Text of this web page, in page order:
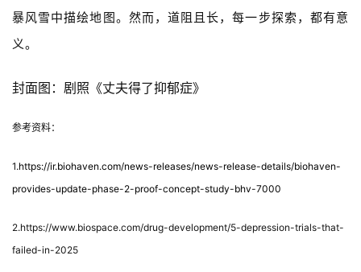
暴风雪中描绘地图。然而，道阻且长，每一步探索，都有意
义。
封面图：剧照《丈夫得了抑郁症》
参考资料：
1.https://ir.biohaven.com/news-releases/news-release-details/biohaven-
provides-update-phase-2-proof-concept-study-bhv-7000
2.https://www.biospace.com/drug-development/5-depression-trials-that-
failed-in-2025